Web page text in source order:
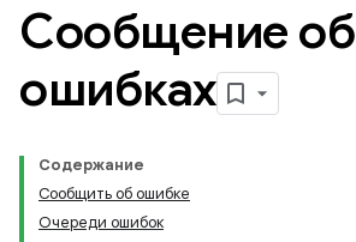
Сообщение об
ошибках
Содержание
Сообщить об ошибке
Очереди ошибок